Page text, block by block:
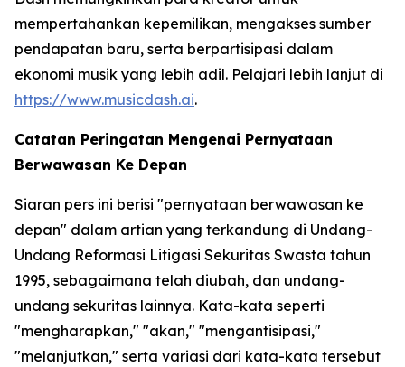
mempertahankan kepemilikan, mengakses sumber
pendapatan baru, serta berpartisipasi dalam
ekonomi musik yang lebih adil. Pelajari lebih lanjut di
https://www.musicdash.ai.
Catatan Peringatan Mengenai Pernyataan
Berwawasan Ke Depan
Siaran pers ini berisi "pernyataan berwawasan ke
depan" dalam artian yang terkandung di Undang-
Undang Reformasi Litigasi Sekuritas Swasta tahun
1995, sebagaimana telah diubah, dan undang-
undang sekuritas lainnya. Kata-kata seperti
"mengharapkan," "akan," "mengantisipasi,"
"melanjutkan," serta variasi dari kata-kata tersebut